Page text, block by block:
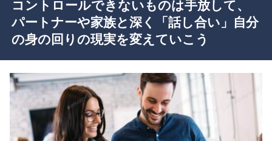
コントロールできないものは手放して、
パートナーや家族と深く「話し合い」自分
の身の回りの現実を変えていこう